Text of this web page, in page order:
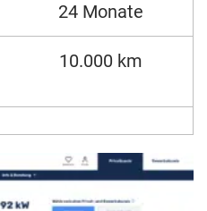
24 Monate
10.000 km